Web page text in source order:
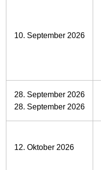
10. September 2026
28. September 2026
28. September 2026
12. Oktober 2026